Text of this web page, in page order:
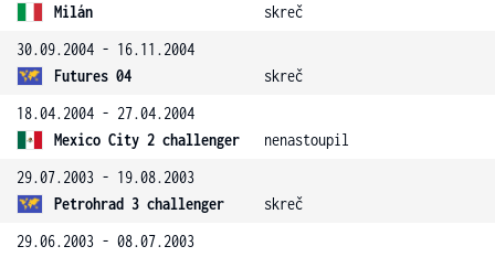
Milán
skreč
30.09.2004 - 16.11.2004
Futures 04
skreč
18.04.2004 - 27.04.2004
Mexico City 2 challenger
nenastoupil
29.07.2003 - 19.08.2003
Petrohrad 3 challenger
skreč
29.06.2003 - 08.07.2003